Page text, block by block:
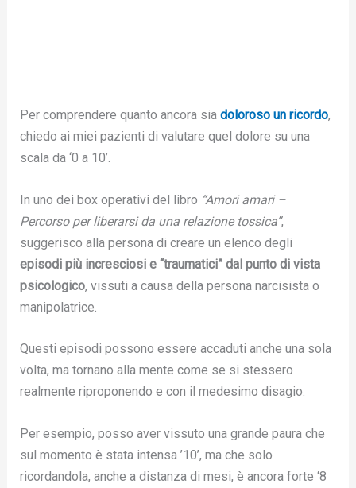
Per comprendere quanto ancora sia doloroso un ricordo,
chiedo ai miei pazienti di valutare quel dolore su una
scala da ‘0 a 10’.
In uno dei box operativi del libro “Amori amari –
Percorso per liberarsi da una relazione tossica”,
suggerisco alla persona di creare un elenco degli
episodi più incresciosi e “traumatici” dal punto di vista
psicologico, vissuti a causa della persona narcisista o
manipolatrice.
Questi episodi possono essere accaduti anche una sola
volta, ma tornano alla mente come se si stessero
realmente riproponendo e con il medesimo disagio.
Per esempio, posso aver vissuto una grande paura che
sul momento è stata intensa ’10’, ma che solo
ricordandola, anche a distanza di mesi, è ancora forte ‘8